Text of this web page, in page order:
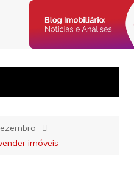
Blog Homer:
Mercado
Imobiliário,
imobiliário e dicas para
parceiros e venderem mais.
imóveis